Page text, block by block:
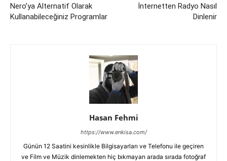
Nero’ya Alternatif Olarak
Kullanabileceğiniz Programlar
İnternetten Radyo Nasıl
Dinlenir
Hasan Fehmi
https://www.enkisa.com/
Günün 12 Saatini kesinlikle Bilgisayarları ve Telefonu ile geçiren
ve Film ve Müzik dinlemekten hiç bıkmayan arada sırada fotoğraf